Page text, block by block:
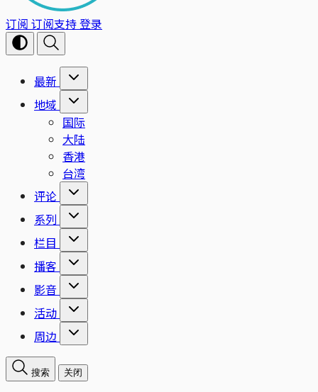
订阅 订阅支持登录
最新
地域
国际
大陆
香港
台湾
评论
系列
栏目
播客
影音
活动
周边
搜索 关闭